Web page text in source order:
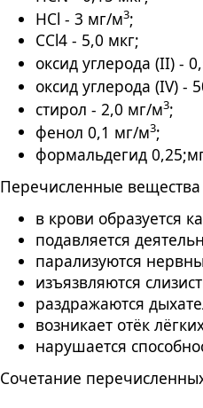
HCl - 3 мг/м3;
CCl4 - 5,0 мкг;
оксид углерода (II) -
оксид углерода (IV) -
стирол - 2,0 мг/м3;
фенол 0,1 мг/м3;
формальдегид
Перечисленные вещества
в крови образуется
подавляется
парализуются
изъязвляются
раздражаются
возникает отёк
нарушается
Сочетание